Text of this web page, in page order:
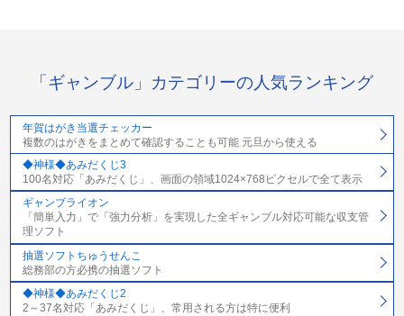
「ギャンブル」カテゴリーの人気ランキング
年賀はがき当選チェッカー
複数のはがきをまとめて確認することも可能 元旦から使える
◆神様◆あみだくじ3
100名対応「あみだくじ」、画面の領域1024×768ピクセルで全て表示
ギャンブライオン
「簡単入力」で「強力分析」を実現した全ギャンブル対応可能な収支管
理ソフト
抽選ソフトちゅうせんこ
総務部の方必携の抽選ソフト
◆神様◆あみだくじ2
2～37名対応「あみだくじ」、常用される方は特に便利